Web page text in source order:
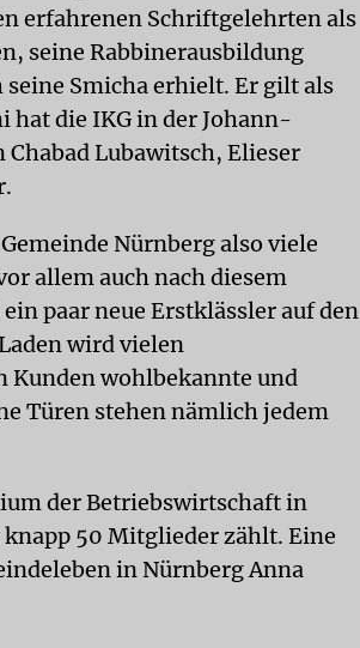
erfahrenen Schriftgelehrten als
seine Rabbinerausbildung
Smicha erhielt. Er gilt als
die IKG in der Johann-
Lubawitsch, Elieser
Nürnberg also viele
allem auch nach diesem
paar neue Erstklässler auf den
wird vielen
Kunden wohlbekannte und
Türen stehen nämlich jedem
der Betriebswirtschaft in
50 Mitglieder zählt. Eine
in Nürnberg Anna